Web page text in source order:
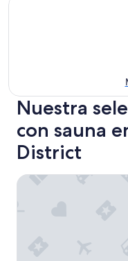
Nuestra
con sauna
District
Hilton New Orleans